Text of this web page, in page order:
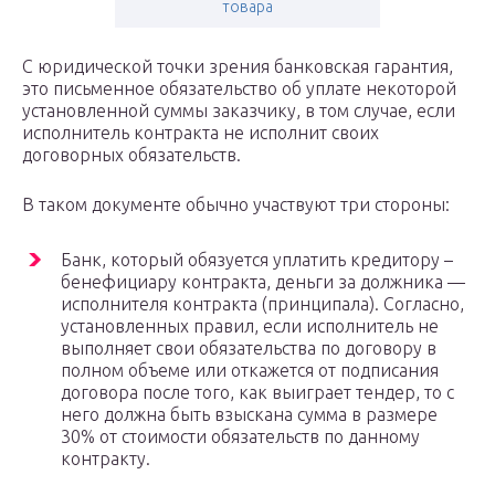
товара
С юридической точки зрения банковская гарантия,
это письменное обязательство об уплате некоторой
установленной суммы заказчику, в том случае, если
исполнитель контракта не исполнит своих
договорных обязательств.
В таком документе обычно участвуют три стороны:
Банк, который обязуется уплатить кредитору –
бенефициару контракта, деньги за должника —
исполнителя контракта (принципала). Согласно,
установленных правил, если исполнитель не
выполняет свои обязательства по договору в
полном объеме или откажется от подписания
договора после того, как выиграет тендер, то с
него должна быть взыскана сумма в размере
30% от стоимости обязательств по данному
контракту.